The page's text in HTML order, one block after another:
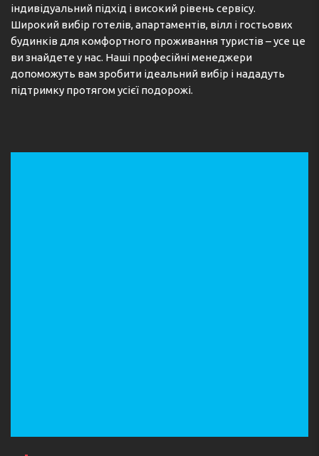
індивідуальний підхід і високий рівень сервісу.
Широкий вибір готелів, апартаментів, вілл і гостьових
будинків для комфортного проживання туристів – усе це
ви знайдете у нас. Наші професійні менеджери
допоможуть вам зробити ідеальний вибір і нададуть
підтримку протягом усієї подорожі.